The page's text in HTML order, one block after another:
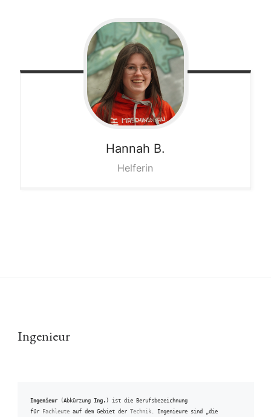
Hannah B.
Helferin
Ingenieur
Ingenieur (Abkürzung Ing. ) ist die Berufsbezeichnung
für
Fachleute auf dem Gebiet der Technik . Ingenieure sind „die